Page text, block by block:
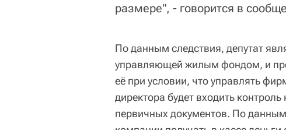
размере", - говорится в
По данным следствия, депутат
управляющей жилым фондом, и
её при условии, что управлять
директора будет входить
первичных документов. По